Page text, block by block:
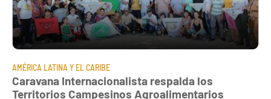
AMÉRICA LATINA Y EL CARIBE
Caravana Internacionalista respalda los
Territorios Campesinos Agroalimentarios